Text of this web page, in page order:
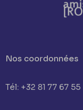
Nos coordonnées
Tél: +32 81 77 67 55